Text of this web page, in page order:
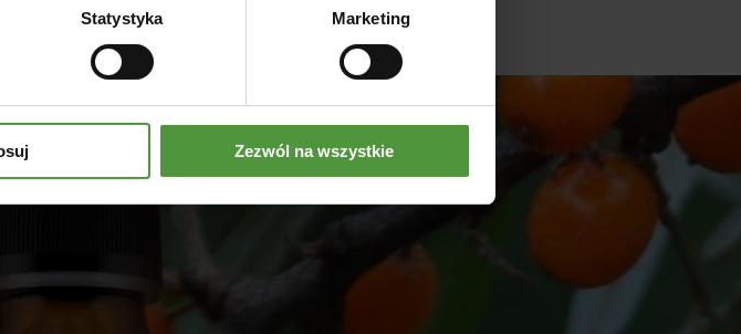
Statystyka Marketing
Zezwól na wszystkie